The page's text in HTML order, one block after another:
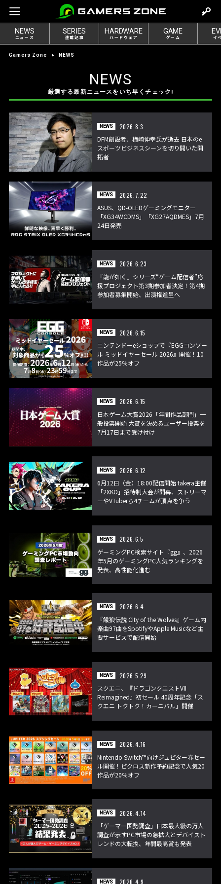
e
n
NEWS
ニュース
SERIES
連載記事
HARDWARE
ハードウェア
GAME
ゲーム イ
Gamers Zone NEWS
NEWS
厳選する最新ニュースをいち早くチェック!
NEWS
2026.8.3
DFM創設者、梅崎伸幸氏が逝去 日本のe
スポーツビジネスシーンを切り開いた開
拓者
NEWS
2026.7.22
ASUS、QD-OLEDゲーミングモニター
「XG34WCDMS」「XG27AQDMES」7月
24日発売
NEWS
2026.6.23
『龍が如く』シリーズ“ゲーム配信者”応
援プロジェクト第3期参加者決定！第4期
参加者募集開始、出演権進呈へ
NEWS
2026.6.15
ニンテンドーeショップで『EGGコンソー
ル ミッドイヤーセール 2026』開催！10
作品が25％オフ
NEWS
2026.6.15
日本ゲーム大賞2026「年間作品部門」一
般投票開始 大賞を決めるユーザー投票を
7月17日まで受け付け
NEWS
2026.6.12
6月12日（金）18:00配信開始 takera主催
「2XKO」招待制大会が開幕、ストリーマ
ーやVTuberら4チームが頂点を争う
NEWS
2026.6.5
ゲーミングPC検索サイト『gg』、2026
年5月のゲーミングPC人気ランキングを
発表、高性能化進む
NEWS
2026.6.4
『餓狼伝説 City of the Wolves』ゲーム内
楽曲97曲をSpotifyやApple Musicなど主
要サービスで配信開始
NEWS
2026.5.29
スクエニ、『ドラゴンクエストVII
Reimagined』初セール 40周年記念「ス
クエニ トクトク！カーニバル」開催
NEWS
2026.4.16
Nintendo Switch™向けジュピター春セー
ル開催！ピクロス新作予約記念で人気20
作品が20％オフ
NEWS
2026.4.14
「ゲーマー国勢調査」日本最大級の万人
調査が示すPC市場の急拡大とデバイスト
レンドの大転換、年間最高賞も発表
NEWS 2026.4.9